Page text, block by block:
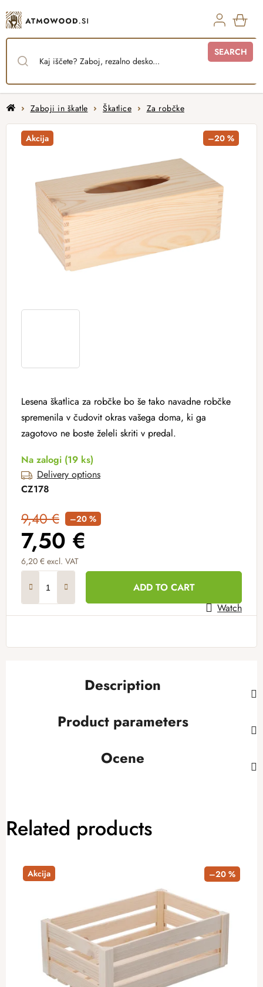
to
content
SEARCH
HomeZaboji in škatle Škatlice Za robčke
Lesena škatlica za robčke bo še tako navadne robčke
spremenila v čudovit okras vašega doma, ki ga
zagotovo ne boste želeli skriti v predal.
Na zalogi (19 ks)
Delivery options
CZ178
9,40 € –20 %
7,50 €
6,20 € excl. VAT
ADD TO CART
Watch
Akcija –20 %
Description
Product parameters
Ocene
Related products
Akcija –20 %